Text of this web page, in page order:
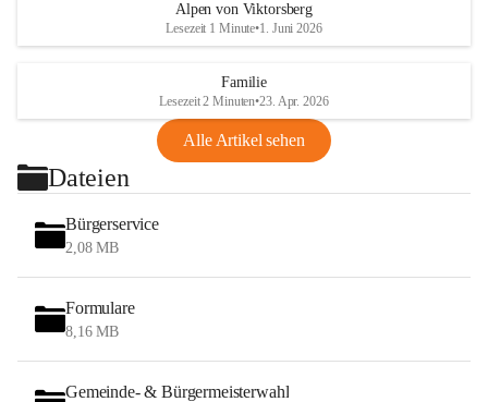
Alpen von Viktorsberg
Lesezeit 1 Minute•1. Juni 2026
Familie
Lesezeit 2 Minuten•23. Apr. 2026
Alle Artikel sehen
Dateien
Bürgerservice
2,08 MB
Formulare
8,16 MB
Gemeinde- & Bürgermeisterwahl